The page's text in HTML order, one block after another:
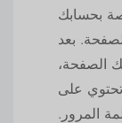
بحسابك
بعد
الصفحة،
على
المرور.